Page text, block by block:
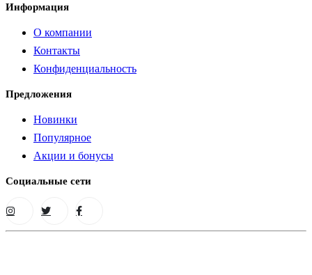
Информация
О компании
Контакты
Конфиденциальность
Предложения
Новинки
Популярное
Акции и бонусы
Социальные сети